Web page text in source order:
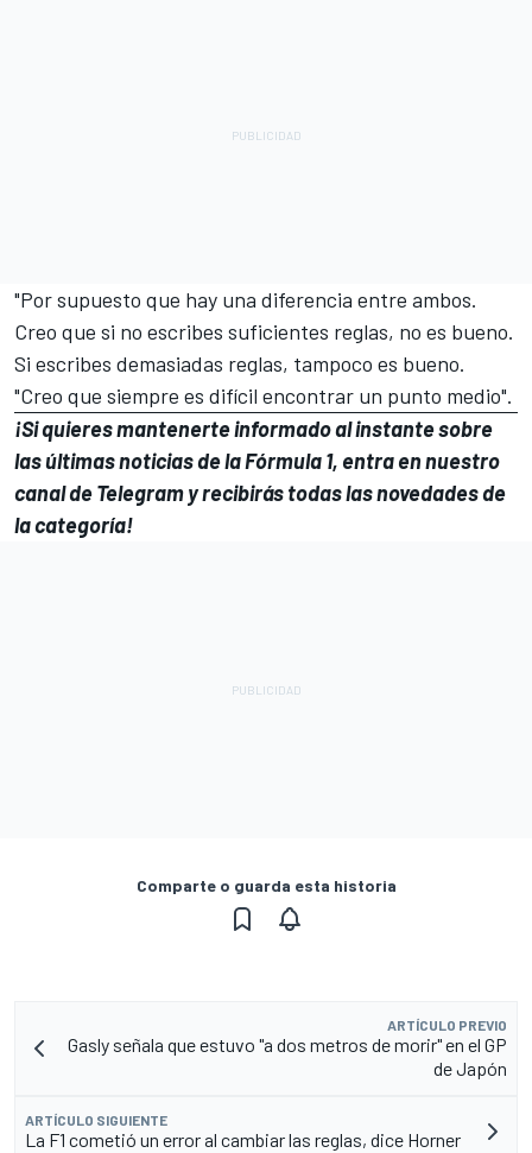
"Por supuesto que hay una diferencia entre ambos.
Creo que si no escribes suficientes reglas, no es bueno.
Si escribes demasiadas reglas, tampoco es bueno.
"Creo que siempre es difícil encontrar un punto medio".
¡Si quieres mantenerte informado al instante sobre
las últimas noticias de la Fórmula 1, entra ennuestro
canal de Telegramy recibirás todas las novedades de
la categoría!
Comparte o guarda esta historia
ARTÍCULO PREVIO
Gasly señala que estuvo "a dos metros de morir" en el GP
de Japón
ARTÍCULO SIGUIENTE
La F1 cometió un error al cambiar las reglas, dice Horner